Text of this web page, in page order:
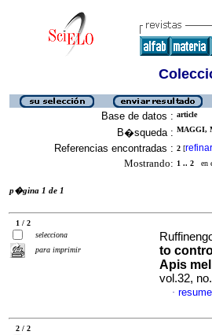
Base de datos : article
B�squeda : MAGGI,
Referencias encontradas : 2 [refinar
Mostrando: 1 .. 2 en
p�gina 1 de 1
1 / 2
selecciona
para imprimir
to
Apis
vol.32,
·
2 / 2